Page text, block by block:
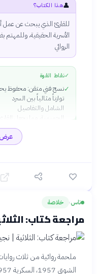
👤هذا الكتاب؟
للقارئ الذي يبحث عن عمل
الأسرية الحقيقية، وللمهتم
الروائي
✓نقاط القوة
✓نسج فني متقن: محفوظ
توازناً مثالياً بين السرد
الشامل والتفاصيل
الحميمية، مما يجعل القارئ
يعيش الأحداث بحقيقية
عمق نفسي فريد: كل
محبوكة بعناية فائقة مع
متدين في البيت وماجن في
✓ مرآة تاريخية دقيقة: لا يكتفي
محفوظ برواية قصة عائلية
يصور المجتمع المصري في
جميع أبعاده — العمارة،
الملابس، الطعام،
والعلاقات الاجتماعية
استحالة الكوميديا: السخرية
عرض
ناس› خلاصة
مراجعة كتاب: